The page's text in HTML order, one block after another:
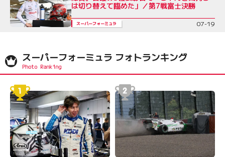
は切り替えて臨めた」／第7戦富士決勝
スーパーフォーミュラ 07-19
スーパーフォーミュラ フォトランキング